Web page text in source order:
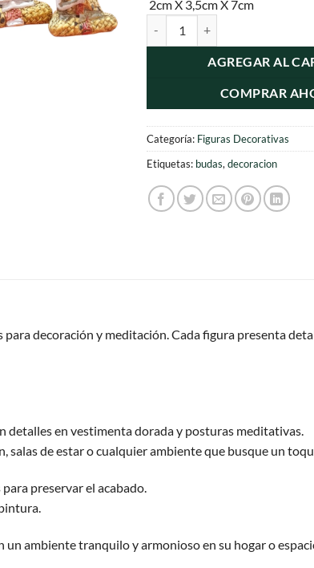
2cm X 3,5cm X 7cm
AGREGAR AL
COMPRAR
Categoría: Figuras Decorativas
Etiquetas: budas, decoracion
para decoración y meditación. Cada figura presenta
detalles en vestimenta dorada y posturas meditativas.
salas de estar o cualquier ambiente que busque un
preservar el acabado.
un ambiente tranquilo y armonioso en su hogar o